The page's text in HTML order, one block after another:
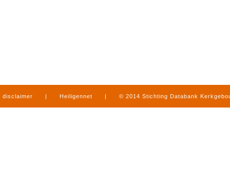
disclaimer | Heiligennet | © 2014 Stichting Databank